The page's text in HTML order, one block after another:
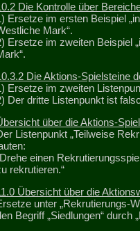
Die Kontrolle über
Ersetze im ersten Beispiel
Mark“.
Ersetze im zweiten Beispiel
Die Aktions-Spielsteine
Ersetze im zweiten
Der dritte Listenpunkt ist
über die Aktions-
Listenpunkt „Teilweise
einen
rekrutieren.“
Übersicht über die
unter „Rekrutierungs-
Begriff „Siedlungen“ durch